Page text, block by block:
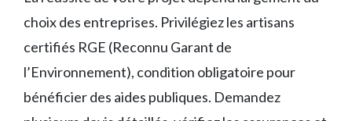
choix des entreprises. Privilégiez les artisans
certifiés RGE (Reconnu Garant de
l’Environnement), condition obligatoire pour
bénéficier des aides publiques. Demandez